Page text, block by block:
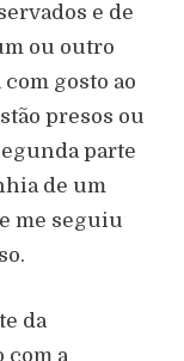
e de
ou outro
gosto ao
presos ou
parte
de um
me seguiu
da
com a